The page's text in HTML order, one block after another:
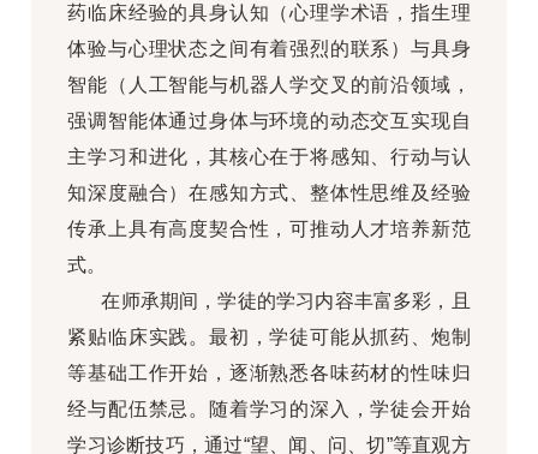
药临床经验的具身认知（心理学术语，指生理
体验与心理状态之间有着强烈的联系）与具身
智能（人工智能与机器人学交叉的前沿领域，
强调智能体通过身体与环境的动态交互实现自
主学习和进化，其核心在于将感知、行动与认
知深度融合）在感知方式、整体性思维及经验
传承上具有高度契合性，可推动人才培养新范
式。
在师承期间，学徒的学习内容丰富多彩，且
紧贴临床实践。最初，学徒可能从抓药、炮制
等基础工作开始，逐渐熟悉各味药材的性味归
经与配伍禁忌。随着学习的深入，学徒会开始
学习诊断技巧，通过“望、闻、问、切”等直观方